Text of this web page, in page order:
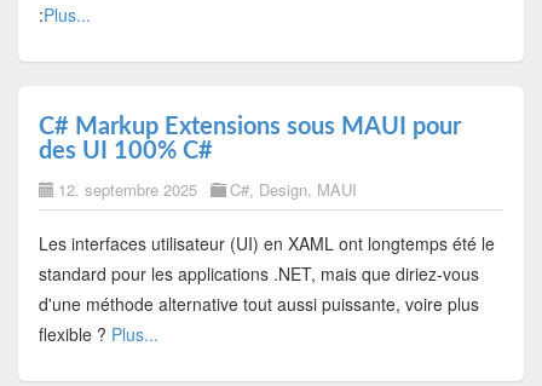
:Plus...
C# Markup Extensions sous MAUI pour
des UI 100% C#
12. septembre 2025 C#, Design, MAUI
Les interfaces utilisateur (UI) en XAML ont longtemps été le
standard pour les applications .NET, mais que diriez-vous
d'une méthode alternative tout aussi puissante, voire plus
flexible ? Plus...